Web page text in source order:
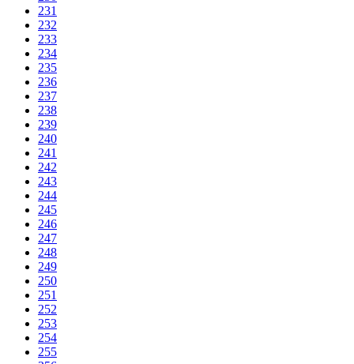
231
232
233
234
235
236
237
238
239
240
241
242
243
244
245
246
247
248
249
250
251
252
253
254
255